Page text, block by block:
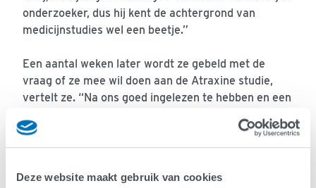
Deze website maakt gebruik van cookies
onderzoeker, dus hij kent de achtergrond van
medicijnstudies wel een beetje.”
Een aantal weken later wordt ze gebeld met de
vraag of ze mee wil doen aan de Atraxine studie,
vertelt ze. “Na ons goed ingelezen te hebben en een
kennismaakten met het team, startte ik diezelfde
zomer met die studie. Ik dacht: ik kan er misschien